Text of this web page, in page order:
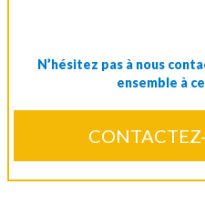
N’hésitez pas à nous
ensemble à